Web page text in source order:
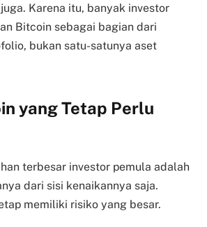
Karena itu, banyak investor
Bitcoin sebagai bagian dari
bukan satu-satunya aset
yang Tetap Perlu
terbesar investor pemula adalah
dari sisi kenaikannya saja.
memiliki risiko yang besar.